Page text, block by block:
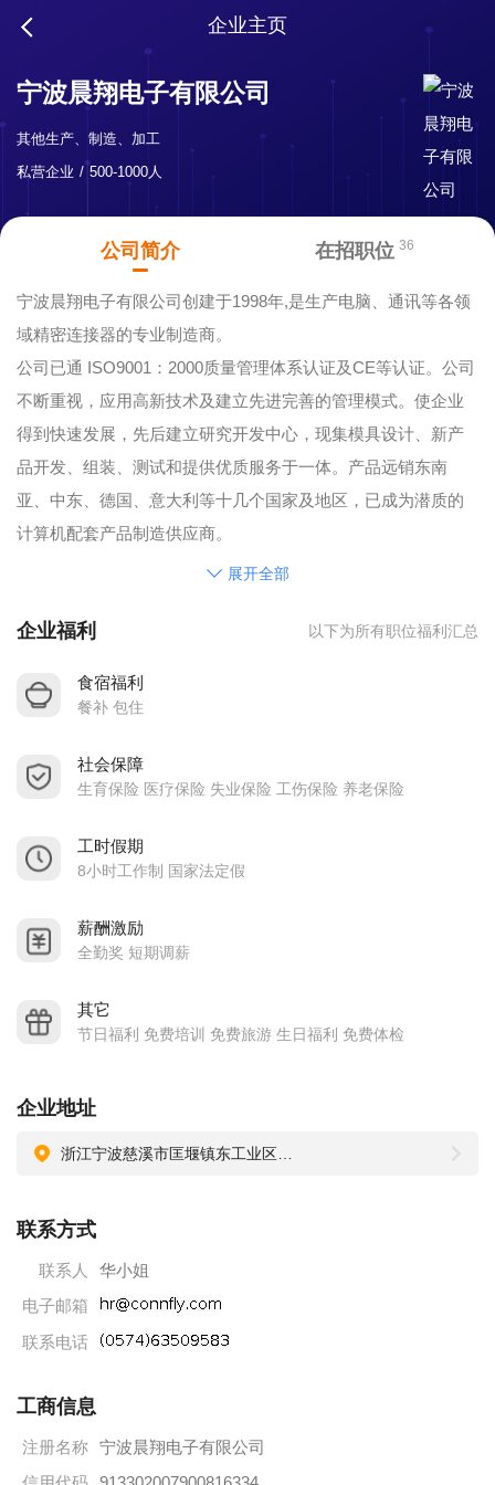
企业主页
宁波晨翔电子有限公司
其他生产、制造、加工
私营企业
500-1000人
公司简介 在招职位 36
宁波晨翔电子有限公司创建于1998年,是生产电脑、通讯等各领
域精密连接器的专业制造商。
公司已通 ISO9001：2000质量管理体系认证及CE等认证。公司
不断重视，应用高新技术及建立先进完善的管理模式。使企业
得到快速发展，先后建立研究开发中心，现集模具设计、新产
品开发、组装、测试和提供优质服务于一体。产品远销东南
亚、中东、德国、意大利等十几个国家及地区，已成为潜质的
计算机配套产品制造供应商。
在晨翔人的不懈努力下，公司在同行业中的外贸出口跃居到慈
在短短的几年里，公司员工已发展到500人左右,产值稳步上升
晨翔为您提供了优越的发展平台，让您更加稳定快捷地规划您
晨翔为您提供了多彩的文化娱乐活动机会，让您工作之余生活
不再枯燥无味。
CAD、PRO/E、企业管理、交际礼仪、模具相关等课程，时刻
晨翔为您提供丰厚的后勤保障，优质卫生的桶装水，整洁卫生
的食堂，干净的工作环境，让您工作无忧。
各同仁：只要你能吃苦耐劳、有决心、恒心、热心、诚心，晨
翔将为你提供广阔的发展空间；如果你不断地充实自己，在工
注塑科、冲压科、资材科的管理人才、技术人员，那升职加薪
展其个人才华，晨翔也将因大家的加盟而更上一层楼。
意为本，永续经营”的品质政策与您共创美好将来，就让您的努
力和我们的信任来达到共同的成功！
乘车路线
1、宁波方向公交路线：宁波汽车北站到慈溪汽车东站，到匡堰
米，即可到晨翔电子
工业东区下车（樟树汽车站往东200米红绿灯处），再往北200
展开全部
企业福利 以下为所有职位福利汇总
食宿福利
餐补 包住
社会保障
生育保险 医疗保险 失业保险 工伤保险 养老保险
工时假期
8小时工作制 国家法定假
薪酬激励
全勤奖 短期调薪
其它
节日福利 免费培训 免费旅游 生日福利 免费体检
企业地址
联系方式
联系人
华小姐
电子邮箱
联系电话
工商信息
注册名称 宁波晨翔电子有限公司